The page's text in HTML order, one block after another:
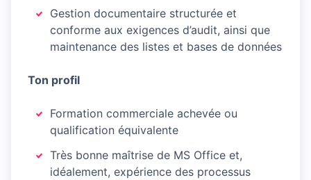
Gestion documentaire structurée et
conforme aux exigences d’audit, ainsi que
maintenance des listes et bases de données
Ton profil
Formation commerciale achevée ou
qualification équivalente
Très bonne maîtrise de MS Office et,
idéalement, expérience des processus